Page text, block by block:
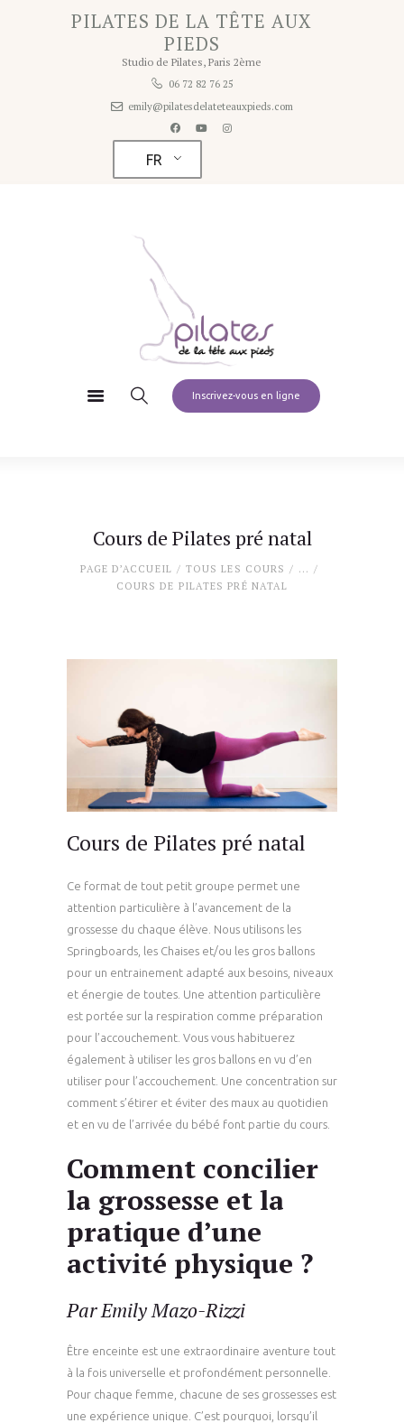
PILATES DE LA TÊTE AUX
PIEDS
Studio de Pilates, Paris 2ème
06 72 82 76 25
emily@pilatesdelateteauxpieds.com
FR
Inscrivez-vous en ligne
Cours de Pilates pré natal
PAGE D’ACCUEIL TOUS LES COURS
...
COURS DE PILATES PRÉ NATAL
PILATES DE LA TÊTE AUX PIEDS
Studio de Pilates à Paris 2ème
Home
Tarifs
Planning
Contact
Cours de Pilates pré natal
Ce format de tout petit groupe permet une
attention particulière à l’avancement de la
grossesse du chaque élève. Nous utilisons les
Springboards, les Chaises et/ou les gros ballons
pour un entrainement adapté aux besoins, niveaux
et énergie de toutes. Une attention particulière
est portée sur la respiration comme préparation
pour l’accouchement. Vous vous habituerez
également à utiliser les gros ballons en vu d’en
utiliser pour l’accouchement. Une concentration sur
comment s’étirer et éviter des maux au quotidien
et en vu de l’arrivée du bébé font partie du cours.
Comment concilier
la grossesse et la
pratique d’une
activité physique ?
Par Emily Mazo-Rizzi
Être enceinte est une extraordinaire aventure tout
à la fois universelle et profondément personnelle.
Pour chaque femme, chacune de ses grossesses est
une expérience unique. C’est pourquoi, lorsqu’il